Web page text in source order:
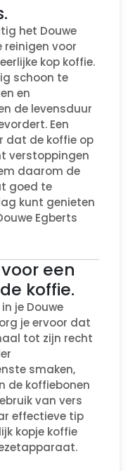
het Douwe
voor
kop koffie.
schoon te
en
de levensduur
Een
dat de koffie op
verstoppingen
daarom de
goed te
kunt genieten
Egberts
een
koffie.
je Douwe
je ervoor dat
tot zijn recht
smaken,
de koffiebonen
van vers
effectieve tip
kopje koffie